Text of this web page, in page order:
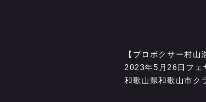
【プロボクサー村山
2023年5月26日フェ
和歌山県和歌山市ク